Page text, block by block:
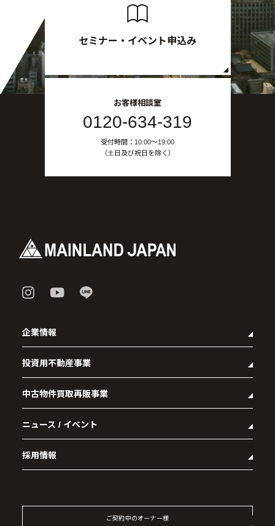
セミナー・イベント申込み
お客様相談室
0120-634-319
受付時間：10:00〜19:00
（土日及び祝日を除く）
企業情報
- 企業理念
- 代表メッセージ
- 会社概要
- アクセス
- 社会貢献活動
投資用不動産事業
- マンション経営をお考えの方へ
- メインランドグループの強み
- オーナーズデータ
- 資産運用型マンション メインステージシリーズ
中古物件買取再販事業
- RE:MAIN
- リノベーション物件一覧
- リノベーション物件お問い合わせ
ニュース / イベント
採用情報
ご契約中のオーナー様